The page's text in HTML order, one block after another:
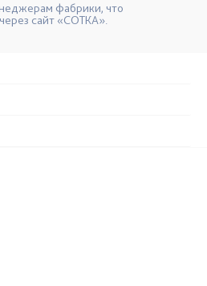
фабрики, что
сайт «СОТКА».